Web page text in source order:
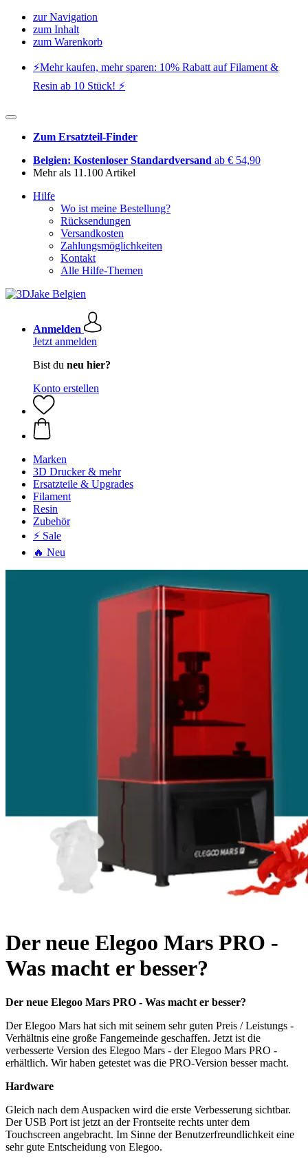
zur Navigation
zum Inhalt
zum Warenkorb
⚡️Mehr kaufen, mehr sparen: 10% Rabatt auf Filament &
Resin ab 10 Stück! ⚡️
Zum Ersatzteil-Finder
Belgien: Kostenloser Standardversand ab € 54,90
Mehr als 11.100 Artikel
Hilfe
Wo ist meine Bestellung?
Rücksendungen
Versandkosten
Zahlungsmöglichkeiten
Kontakt
Alle Hilfe-Themen
Anmelden
Jetzt anmelden
Bist du neu hier?
Konto erstellen
Marken
3D Drucker & mehr
Ersatzteile & Upgrades
Filament
Resin
Zubehör
⚡ Sale
🔥 Neu
Der neue Elegoo Mars PRO -
Was macht er besser?
Der neue Elegoo Mars PRO - Was macht er besser?
Der Elegoo Mars hat sich mit seinem sehr guten Preis / Leistungs -
Verhältnis eine große Fangemeinde geschaffen. Jetzt ist die
verbesserte Version des Elegoo Mars - der Elegoo Mars PRO -
erhältlich. Wir haben getestet was die PRO-Version besser macht.
Hardware
Gleich nach dem Auspacken wird die erste Verbesserung sichtbar.
Der USB Port ist jetzt an der Frontseite rechts unter dem
Touchscreen angebracht. Im Sinne der Benutzerfreundlichkeit eine
sehr gute Entscheidung von Elegoo.